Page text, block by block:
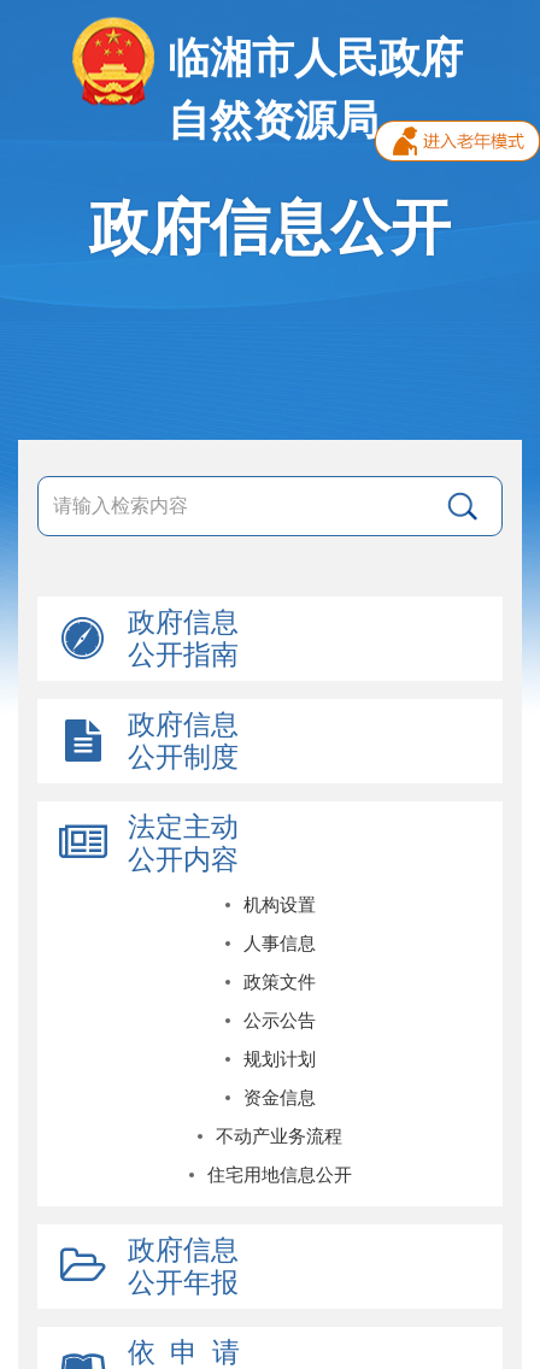
临湘市人民政府
自然资源局
政府信息公开
政府信息
公开指南
政府信息
公开制度
法定主动
公开内容
机构设置
人事信息
政策文件
公示公告
规划计划
资金信息
不动产业务流程
住宅用地信息公开
政府信息
公开年报
依 申 请